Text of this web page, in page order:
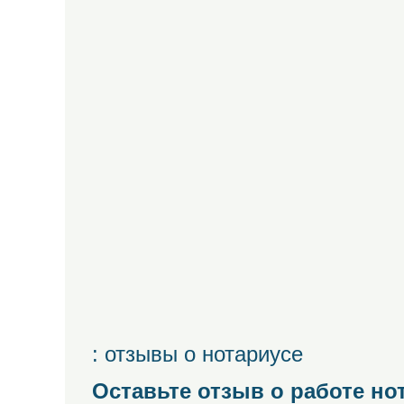
: отзывы о нотариусе
Оставьте отзыв о работе